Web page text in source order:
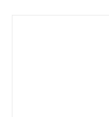
Plus le taux de
hit est la
aspire la vapeur